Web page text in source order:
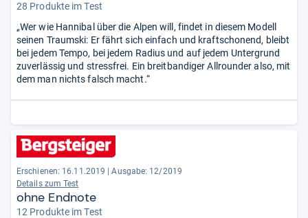
28 Produkte im Test
„Wer wie Hannibal über die Alpen will, findet in diesem Modell
seinen Traumski: Er fährt sich einfach und kraftschonend, bleibt
bei jedem Tempo, bei jedem Radius und auf jedem Untergrund
zuverlässig und stressfrei. Ein breitbandiger Allrounder also, mit
dem man nichts falsch macht.“
Erschienen: 16.11.2019
Ausgabe: 12/2019
Details zum Test
ohne Endnote
12 Produkte im Test